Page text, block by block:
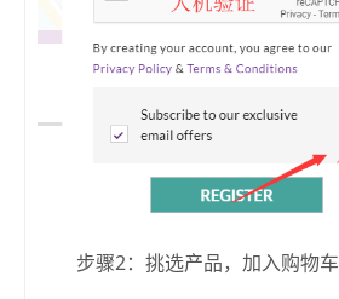
步骤2：挑选产品，加入购物车